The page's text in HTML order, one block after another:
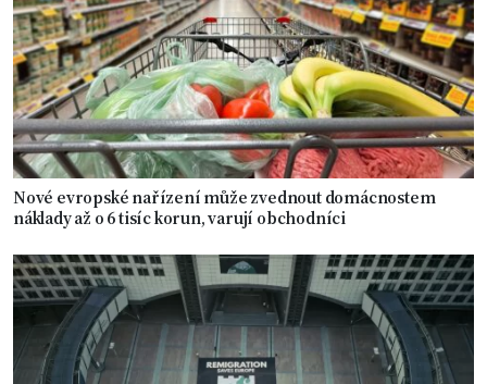
Nové evropské nařízení může zvednout domácnostem
náklady až o 6 tisíc korun, varují obchodníci